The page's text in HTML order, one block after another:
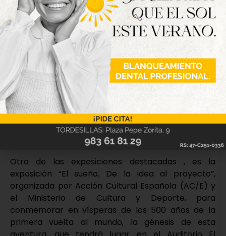
Horario de visitas
La entrada, de carácter gratuita, se podrá hacer
los días 7,8 y 9 de Junio, de manera ininterrumpida
de 11:00 horas a 21:00 horas.
Los actos conmemorativos que se celebrarán
durante tres días incluyen, entre otras iniciativas,
un encuentro internacional sobre el Tratado de
Tordesillas y la política atlántica, jornadas de
puertas abiertas y visitas guiadas nocturnas al
cercano Archivo General de Simancas, conciertos
y una recreación histórica de la firma del Tratado.
Otra de las exposiciones destacadas , es la
exposición “El sueño. De la idea al proyecto”,
organizada por Acción Cultural Española (AC/E) y
el Ministerio de Cultura y Deporte, para
conmemorar en vísperas de los 500 años de la
primera vuelta al mundo, la génesis de esta